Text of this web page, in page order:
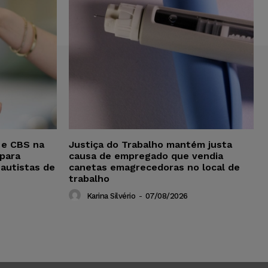
CBS na
de
Justiça do Trabalho mantém justa
causa de empregado que vendia
canetas emagrecedoras no local de
trabalho
Karina Silvério - 07/08/2026